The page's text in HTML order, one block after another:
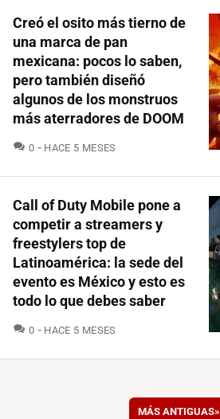
Creó el osito más tierno de
una marca de pan
mexicana: pocos lo saben,
pero también diseñó
algunos de los monstruos
más aterradores de DOOM
0 COMENTARIOS
HACE 5 MESES
Call of Duty Mobile pone a
competir a streamers y
freestylers top de
Latinoamérica: la sede del
evento es México y esto es
todo lo que debes saber
0 COMENTARIOS
HACE 5 MESES
MÁS ANTIGUAS»